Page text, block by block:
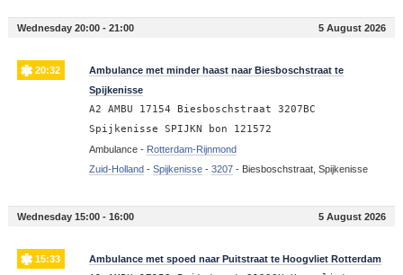
Wednesday 20:00 - 21:00 5 August 2026
20:32
Ambulance met minder haast naar Biesboschstraat te
Spijkenisse
A2 AMBU 17154 Biesboschstraat 3207BC
Spijkenisse SPIJKN bon 121572
Ambulance - Rotterdam-Rijnmond
Zuid-Holland- Spijkenisse- 3207- Biesboschstraat, Spijkenisse
Wednesday 15:00 - 16:00 5 August 2026
15:33 Ambulance met spoed naar Puitstraat te Hoogvliet Rotterdam